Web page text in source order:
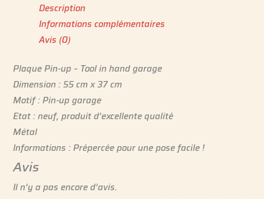
Description
Informations complémentaires
Avis (0)
Plaque Pin-up – Tool in hand garage
Dimension : 55 cm x 37 cm
Motif : Pin-up garage
Etat : neuf, produit d’excellente qualité
Métal
Informations : Prépercée pour une pose facile !
Avis
Il n’y a pas encore d’avis.